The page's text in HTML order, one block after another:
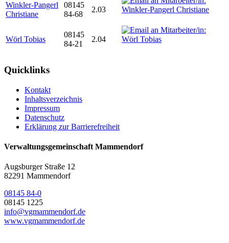
Winkler-Pangerl
Christiane
08145
84-68
2.03
Wörl Tobias
08145
84-21
2.04
Quicklinks
Kontakt
Inhaltsverzeichnis
Impressum
Datenschutz
Erklärung zur Barrierefreiheit
Verwaltungsgemeinschaft Mammendorf
Augsburger Straße 12
82291 Mammendorf
08145 84-0
08145 1225
info@vgmammendorf.de
www.vgmammendorf.de